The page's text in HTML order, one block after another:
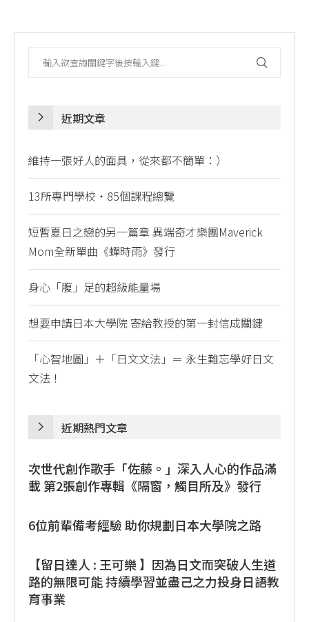
近期文章
維持一張好人的面具，從來都不簡單：）
13所專門學校・85個課程總覽
短暫夏日之戀的另一篇章 異端奇才樂團Maverick
Mom全新單曲《蟬時雨》發行
身心「腹」足的超級能量場
想要申請日本大學院 寄給教授的第一封信成關鍵
「心智地圖」＋「日文文法」＝ 永生難忘學好日文
文法！
近期熱門文章
次世代創作歌手「佐藤。」深入人心的作品滿
載 第2張創作專輯《隔窗，觸目所及》發行
6位前輩備考經驗 助你規劃日本大學院之路
【留日達人 : 王可樂 】因為日文而突破人生道
路的無限可能 持續學習並盡己之力投身日語教
育事業